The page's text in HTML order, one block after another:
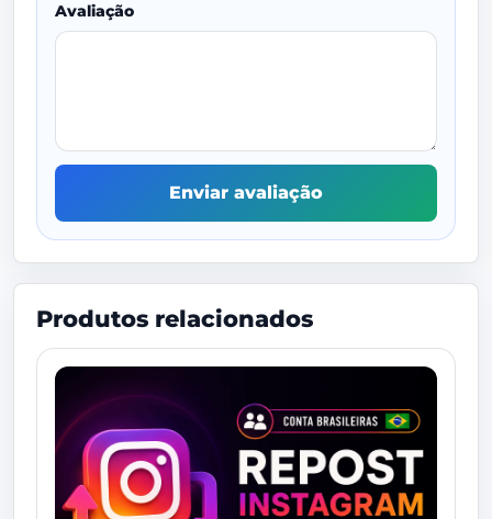
Avaliação
Enviar avaliação
Produtos relacionados